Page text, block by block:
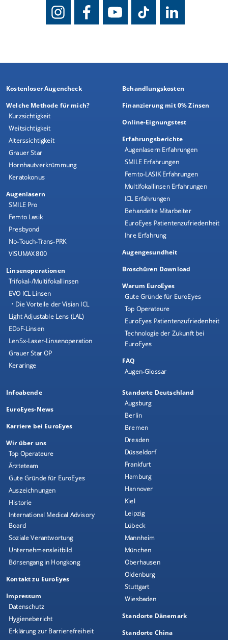
Kostenloser Augencheck
Welche Methode für mich?
Kurzsichtigkeit
Weitsichtigkeit
Alterssichtigkeit
Grauer Star
Hornhautverkrümmung
Keratokonus
Augenlasern
SMILE Pro
Femto Lasik
Presbyond
No-Touch-Trans-PRK
VISUMAX 800
Linsenoperationen
Trifokal-/Multifokallinsen
EVO ICL Linsen
• Die Vorteile der Visian ICL
Light Adjustable Lens (LAL)
EDoF-Linsen
LenSx-Laser-Linsenoperation
Grauer Star OP
Keraringe
Behandlungskosten
Finanzierung mit 0% Zinsen
Online-Eignungstest
Erfahrungsberichte
Augenlasern Erfahrungen
SMILE Erfahrungen
Femto-LASIK Erfahrungen
Multifokallinsen Erfahrungen
ICL Erfahrungen
Behandelte Mitarbeiter
EuroEyes Patientenzufriedenheit
Ihre Erfahrung
Augengesundheit
Broschüren Download
Warum EuroEyes
Gute Gründe für EuroEyes
Top Operateure
EuroEyes Patientenzufriedenheit
Technologie der Zukunft bei
EuroEyes
FAQ
Augen-Glossar
Infoabende
EuroEyes-News
Karriere bei EuroEyes
Wir über uns
Top Operateure
Ärzteteam
Gute Gründe für EuroEyes
Auszeichnungen
Historie
International Medical Advisory
Board
Soziale Verantwortung
Unternehmensleitbild
Börsengang in Hongkong
Kontakt zu EuroEyes
Impressum
Datenschutz
Hygienebericht
Erklärung zur Barrierefreiheit
Standorte Deutschland
Augsburg
Berlin
Bremen
Dresden
Düsseldorf
Frankfurt
Hamburg
Hannover
Kiel
Leipzig
Lübeck
Mannheim
München
Oberhausen
Oldenburg
Stuttgart
Wiesbaden
Standorte Dänemark
Standorte China